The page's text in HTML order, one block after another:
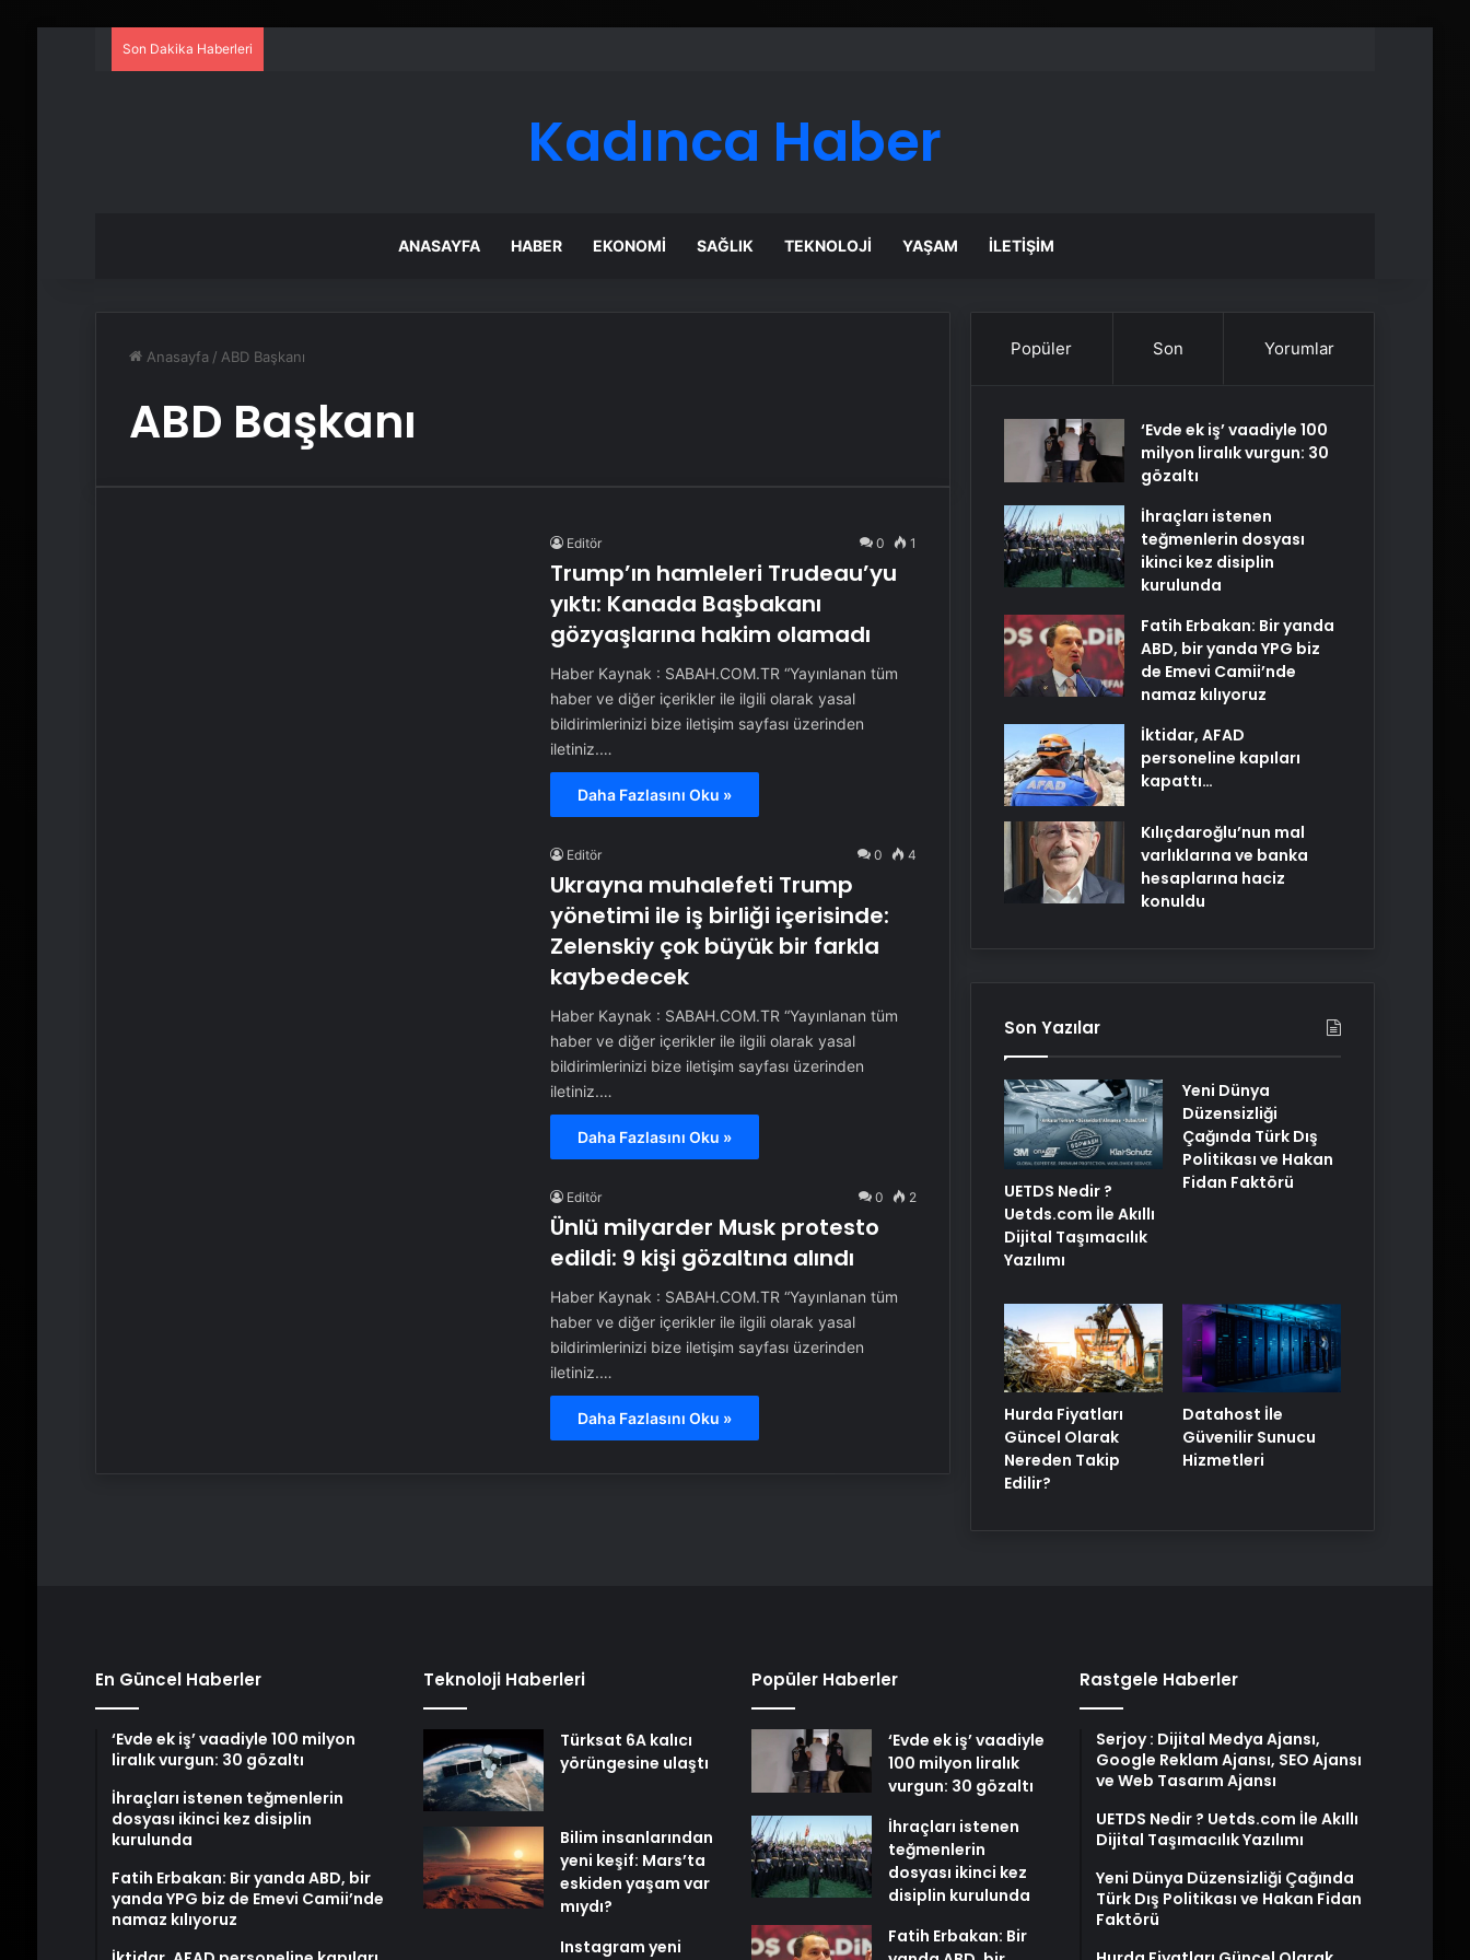
Son Dakika Haberleri
Kadınca Haber
ANASAYFA HABER EKONOMI SAĞLIK TEKNOLOJI YAŞAM İLETIŞIM
Anasayfa / ABD Başkanı
ABD Başkanı
Editör 0 1
Trump’ın hamleleri Trudeau’yu
yıktı: Kanada Başbakanı
gözyaşlarına hakim olamadı
Haber Kaynak : SABAH.COM.TR “Yayınlanan tüm
haber ve diğer içerikler ile ilgili olarak yasal
bildirimlerinizi bize iletişim sayfası üzerinden
iletiniz.…
Daha Fazlasını Oku »
Editör 0 4
Ukrayna muhalefeti Trump
yönetimi ile iş birliği içerisinde:
Zelenskiy çok büyük bir farkla
kaybedecek
Haber Kaynak : SABAH.COM.TR “Yayınlanan tüm
haber ve diğer içerikler ile ilgili olarak yasal
bildirimlerinizi bize iletişim sayfası üzerinden
iletiniz.…
Daha Fazlasını Oku »
Editör 0 2
Ünlü milyarder Musk protesto
edildi: 9 kişi gözaltına alındı
Haber Kaynak : SABAH.COM.TR “Yayınlanan tüm
haber ve diğer içerikler ile ilgili olarak yasal
bildirimlerinizi bize iletişim sayfası üzerinden
iletiniz.…
Daha Fazlasını Oku »
Popüler Son Yorumlar
‘Evde ek iş’ vaadiyle 100
milyon liralık vurgun: 30
gözaltı
İhraçları istenen
teğmenlerin dosyası
ikinci kez disiplin
kurulunda
Fatih Erbakan: Bir yanda
ABD, bir yanda YPG biz
de Emevi Camii’nde
namaz kılıyoruz
İktidar, AFAD
personeline kapıları
kapattı…
Kılıçdaroğlu’nun mal
varlıklarına ve banka
hesaplarına haciz
konuldu
Son Yazılar
UETDS Nedir ?
Uetds.com İle Akıllı
Dijital Taşımacılık
Yazılımı
Yeni Dünya
Düzensizliği
Çağında Türk Dış
Politikası ve Hakan
Fidan Faktörü
Hurda Fiyatları
Güncel Olarak
Nereden Takip
Edilir?
Datahost İle
Güvenilir Sunucu
Hizmetleri
En Güncel Haberler
‘Evde ek iş’ vaadiyle 100 milyon
liralık vurgun: 30 gözaltı
İhraçları istenen teğmenlerin
dosyası ikinci kez disiplin
kurulunda
Fatih Erbakan: Bir yanda ABD, bir
yanda YPG biz de Emevi Camii’nde
namaz kılıyoruz
Teknoloji Haberleri
Türksat 6A kalıcı
yörüngesine ulaştı
Bilim insanlarından
yeni keşif: Mars’ta
eskiden yaşam var
mıydı?
Instagram yeni
Popüler Haberler
‘Evde ek iş’ vaadiyle
100 milyon liralık
vurgun: 30 gözaltı
İhraçları istenen
teğmenlerin
dosyası ikinci kez
disiplin kurulunda
Fatih Erbakan: Bir
Rastgele Haberler
Serjoy : Dijital Medya Ajansı,
Google Reklam Ajansı, SEO Ajansı
ve Web Tasarım Ajansı
UETDS Nedir ? Uetds.com İle Akıllı
Dijital Taşımacılık Yazılımı
Yeni Dünya Düzensizliği Çağında
Türk Dış Politikası ve Hakan Fidan
Faktörü